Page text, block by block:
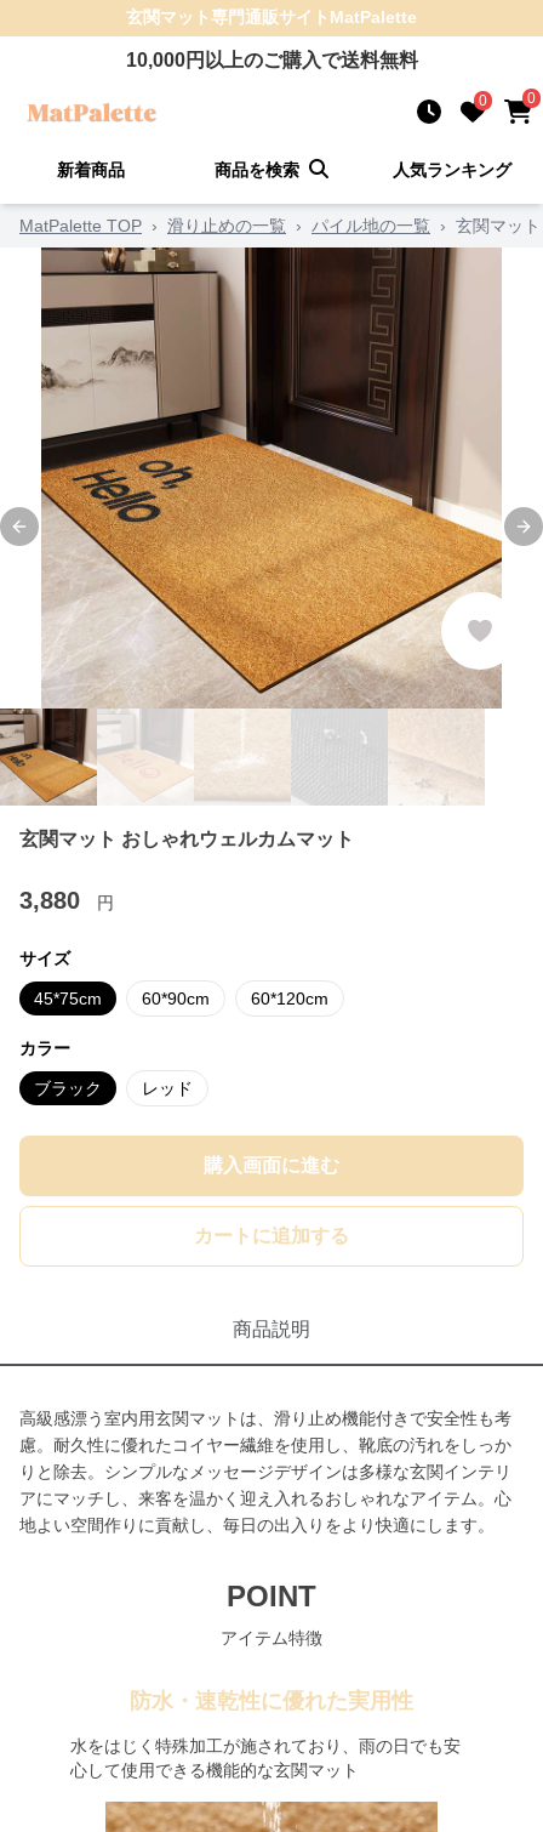
玄関マット専門通販サイト MatPalette
10,000円以上のご購入で送料無料
0 0
新着商品 商品を検索 人気ランキング
MatPalette TOP › 滑り止めの一覧 › パイル地の一覧 › 玄関マッ
Previous slide
玄関マット おしゃれウェルカムマット
3,880 円
サイズ
45*75cm 60*90cm 60*120cm
カラー
ブラック レッド
購入画面に進む
カートに追加する
商品説明
高級感漂う室内用玄関マットは、滑り止め機能付きで安全性も考
慮。耐久性に優れたコイヤー繊維を使用し、靴底の汚れをしっか
りと除去。シンプルなメッセージデザインは多様な玄関インテリ
アにマッチし、来客を温かく迎え入れるおしゃれなアイテム。心
地よい空間作りに貢献し、毎日の出入りをより快適にします。
POINT
アイテム特徴
防水・速乾性に優れた実用性
水をはじく特殊加工が施されており、雨の日でも安
心して使用できる機能的な玄関マット